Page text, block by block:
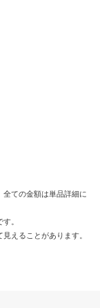
ての金額は単品詳細に
。
えることがあります。